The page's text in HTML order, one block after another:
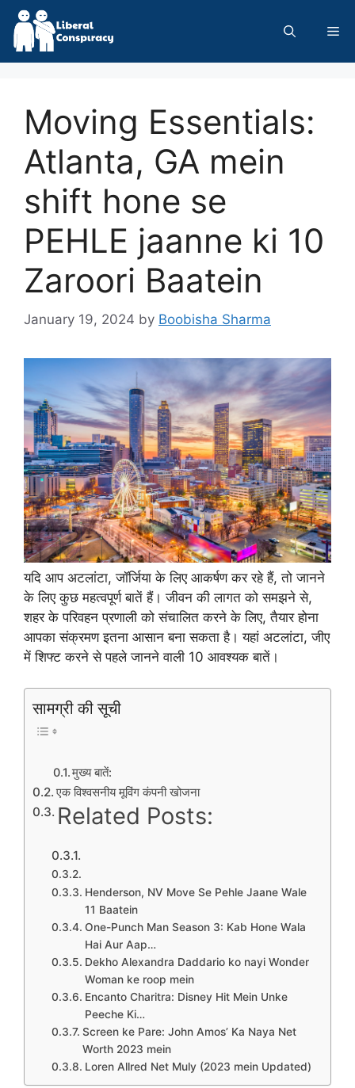
Skip
content
Moving Essentials:
Atlanta, GA mein
shift hone se
PEHLE jaanne ki 10
Zaroori Baatein
January 19, 2024 by Boobisha Sharma
यदि आप अटलांटा, जॉर्जिया के लिए आकर्षण कर रहे हैं, तो जानने
के लिए कुछ महत्वपूर्ण बातें हैं। जीवन की लागत को समझने से,
शहर के परिवहन प्रणाली को संचालित करने के लिए, तैयार होना
आपका संक्रमण इतना आसान बना सकता है। यहां अटलांटा, जीए
में शिफ्ट करने से पहले जानने वाली 10 आवश्यक बातें।
सामग्री की सूची
मुख्य बातें:
एक विश्वसनीय मूविंग कंपनी खोजना
Related Posts:
Henderson, NV Move Se Pehle Jaane Wale
11 Baatein
One-Punch Man Season 3: Kab Hone Wala
Hai Aur Aap…
Dekho Alexandra Daddario ko nayi Wonder
Woman ke roop mein
Encanto Charitra: Disney Hit Mein Unke
Peeche Ki…
Screen ke Pare: John Amos’ Ka Naya Net
Worth 2023 mein
Loren Allred Net Muly (2023 mein Updated)